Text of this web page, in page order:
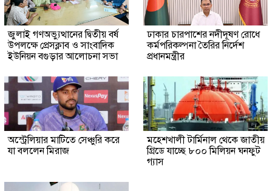
জুলাই গণঅভ্যুত্থানের দ্বিতীয় বর্ষ
উপলক্ষে প্রেসক্লাব ও সাংবাদিক
ইউনিয়ন বগুড়ার আলোচনা সভা
ঢাকার চারপাশের নদীদূষণ রোধে
কর্মপরিকল্পনা তৈরির নির্দেশ
প্রধানমন্ত্রীর
অস্ট্রেলিয়ার মাটিতে সেঞ্চুরি করে
যা বললেন মিরাজ
মহেশখালী টার্মিনাল থেকে জাতীয়
গ্রিডে যাচ্ছে ৮০০ মিলিয়ন ঘনফুট
গ্যাস